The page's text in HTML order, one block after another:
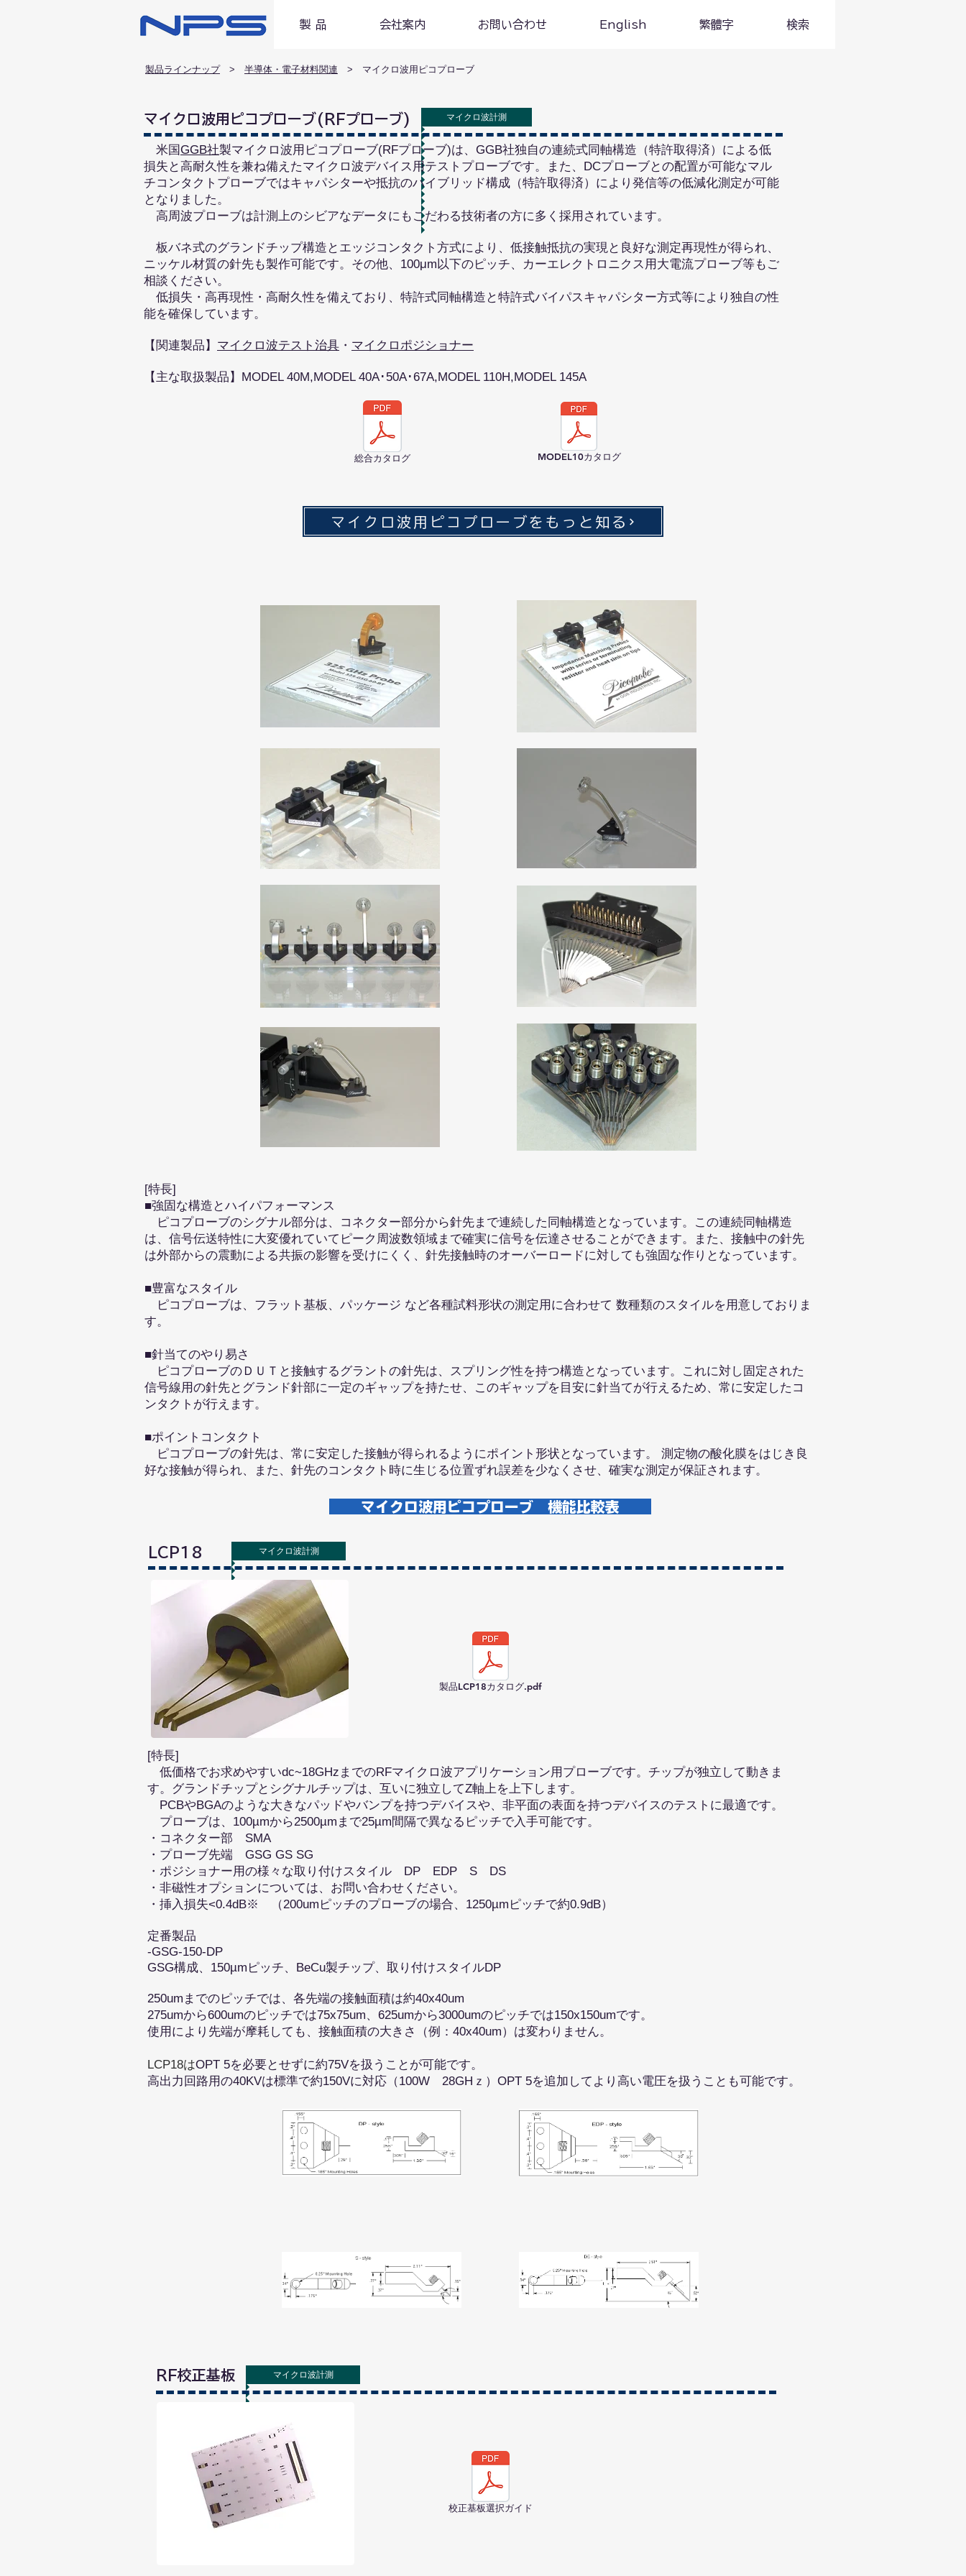
製 品 会社案内 お問い合わせ English 繁體字 検索
製品ラインナップ> ​ 半導体・電子材料関連 > マイクロ波用ピコプローブ
​マイクロ波用ピコプローブ(RFプローブ) マイクロ波計測
米国GGB社製マイクロ波用ピコプローブ(RFプローブ)は、GGB社独自の連続式同軸構造（特許取得済）による低
損失と高耐久性を兼ね備えたマイクロ波デバイス用テストプローブです。また、DCプローブとの配置が可能なマル
チコンタクトプローブではキャパシターや抵抗のハイブリッド構成（特許取得済）により発信等の低減化測定が可能
となりました。
高周波プローブは計測上のシビアなデータにもこだわる技術者の方に多く採用されています。
板バネ式のグランドチップ構造とエッジコンタクト方式により、低接触抵抗の実現と良好な測定再現性が得られ、
ニッケル材質の針先も製作可能です。その他、100μm以下のピッチ、カーエレクトロニクス用大電流プローブ等もご
相談ください。
低損失・高再現性・高耐久性を備えており、特許式同軸構造と特許式バイパスキャパシター方式等により独自の性
能を確保しています。
​【関連製品】 マイクロ波テスト治具 ・ マイクロポジショナー
【主な取扱製品】MODEL 40M,MODEL 40A･50A･67A,MODEL 110H,MODEL 145A
総合カタログ MODEL10カタログ
マイクロ波用ピコプローブをもっと知る
[特長]
■強固な構造とハイパフォーマンス
ピコプローブのシグナル部分は、コネクター部分から針先まで連続した同軸構造となっています。この連続同軸構造
は、信号伝送特性に大変優れていてピーク周波数領域まで確実に信号を伝達させることができます。また、接触中の針先
は外部からの震動による共振の影響を受けにくく、針先接触時のオーバーロードに対しても強固な作りとなっています。
■豊富なスタイル
ピコプローブは、フラット基板、パッケージ など各種試料形状の測定用に合わせて 数種類のスタイルを用意しておりま
す。
■針当てのやり易さ
ピコプローブのＤＵＴと接触するグラントの針先は、スプリング性を持つ構造となっています。これに対し固定された
信号線用の針先とグランド針部に一定のギャップを持たせ、このギャップを目安に針当てが行えるため、常に安定したコ
ンタクトが行えます。
■ポイントコンタクト
ピコプローブの針先は、常に安定した接触が得られるようにポイント形状となっています。 測定物の酸化膜をはじき良
好な接触が得られ、また、針先のコンタクト時に生じる位置ずれ誤差を少なくさせ、確実な測定が保証されます。
マイクロ波用ピコプローブ 機能比較表
LCP18 マイクロ波計測
製品LCP18カタログ.pdf
[特長]
低価格でお求めやすいdc~18GHzまでのRFマイクロ波アプリケーション用プローブです。 チップが独立して動きま
す。グランドチップとシグナルチップは、互いに独立してZ軸上を上下します。
PCBやBGAのような大きなパッドやバンプを持つデバイスや、非平面の表面を持つデバイスのテストに最適です。
プローブは、100µmから2500µmまで25µm間隔で異なるピッチで入手可能です。
・コネクター部 SMA
・プローブ先端 GSG GS SG
・ポジショナー用の様々な取り付けスタイル DP EDP S DS
・非磁性オプションについては、お問い合わせください。
​・挿入損失<0.4dB※ （200umピッチのプローブの場合、1250µmピッチで約0.9dB）
定番製品
-GSG-150-DP
GSG構成、150µmピッチ、BeCu製チップ、取り付けスタイルDP
250umまでのピッチでは、各先端の接触面積は約40x40um
275umから600umのピッチでは75x75um、625umから3000umのピッチでは150x150umです。
使用により先端が摩耗しても、接触面積の大きさ（例：40x40um）は変わりません。
LCP18はOPT 5を必要とせずに約75Vを扱うことが可能です。
高出力回路用の40KVは標準で約150Vに対応（100W 28GHｚ）OPT 5を追加してより高い電圧を扱うことも可能です。
RF校正基板 マイクロ波計測
校正基板選択ガイド